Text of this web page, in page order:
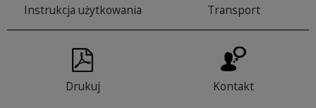
Instrukcja użytkowania Transport
Drukuj Kontakt